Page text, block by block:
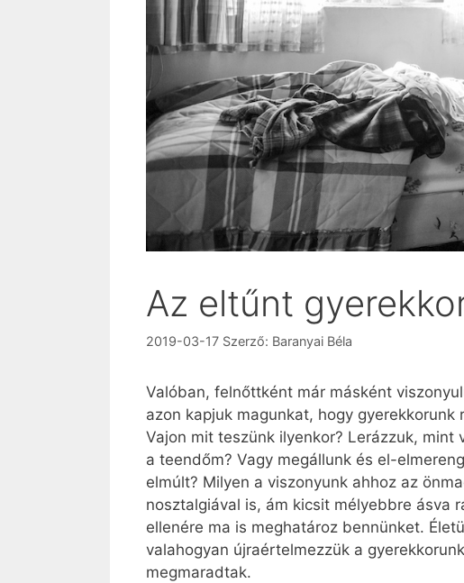
Az eltűnt
2019-03-17 Szerző: Baranyai Béla
Valóban, felnőttként már másként
azon kapjuk magunkat, hogy
Vajon mit teszünk ilyenkor? Lerázzuk,
a teendőm? Vagy megállunk és el-
elmúlt? Milyen a viszonyunk ahhoz az
nosztalgiával is, ám kicsit mélyebbre ásva
ellenére ma is meghatároz bennünket.
valahogyan újraértelmezzük a
megmaradtak.